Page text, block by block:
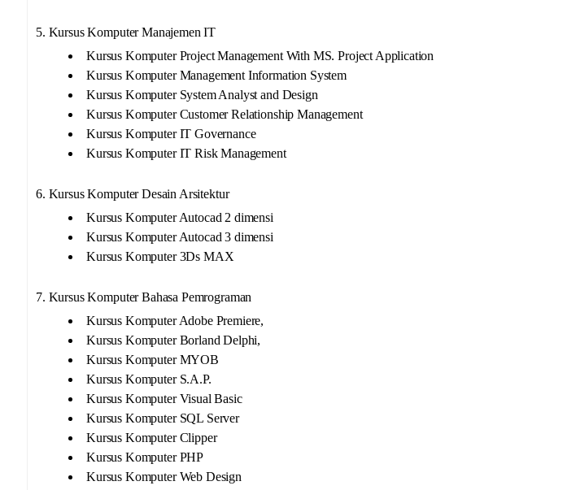
5. Kursus Komputer Manajemen IT
Kursus Komputer Project Management With MS. Project Application
Kursus Komputer Management Information System
Kursus Komputer System Analyst and Design
Kursus Komputer Customer Relationship Management
Kursus Komputer IT Governance
Kursus Komputer IT Risk Management
6. Kursus Komputer Desain Arsitektur
Kursus Komputer Autocad 2 dimensi
Kursus Komputer Autocad 3 dimensi
Kursus Komputer 3Ds MAX
7. Kursus Komputer Bahasa Pemrograman
Kursus Komputer Adobe Premiere,
Kursus Komputer Borland Delphi,
Kursus Komputer MYOB
Kursus Komputer S.A.P.
Kursus Komputer Visual Basic
Kursus Komputer SQL Server
Kursus Komputer Clipper
Kursus Komputer PHP
Kursus Komputer Web Design